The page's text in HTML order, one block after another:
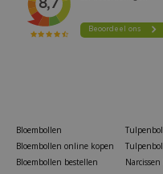
Bloembollen
Bloembollen online kopen
Bloembollen bestellen